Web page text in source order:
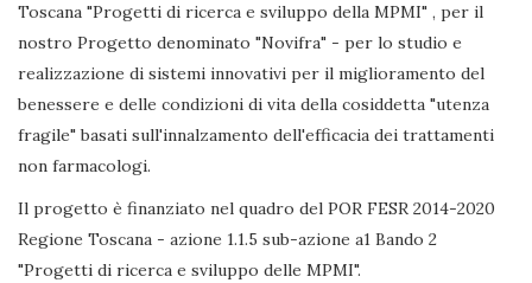
Toscana "Progetti di ricerca e sviluppo della MPMI" , per il
nostro Progetto denominato "Novifra" - per lo studio e
realizzazione di sistemi innovativi per il miglioramento del
benessere e delle condizioni di vita della cosiddetta "utenza
fragile" basati sull'innalzamento dell'efficacia dei trattamenti
non farmacologi.
Il progetto è finanziato nel quadro del POR FESR 2014-2020
Regione Toscana - azione 1.1.5 sub-azione a1 Bando 2
"Progetti di ricerca e sviluppo delle MPMI".